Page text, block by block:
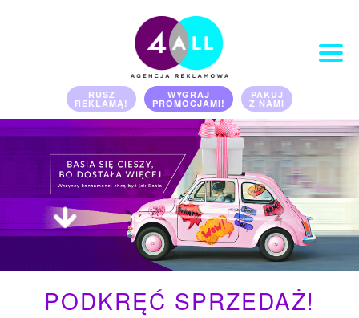
RUSZ
REKLAMĄ!
WYGRAJ
PROMOCJAMI!
PAKUJ
Z NAMI
PORTFOLIO
KLIENCI
KONTAKT
OFERTA
PODKRĘĆ SPRZEDAŻ!